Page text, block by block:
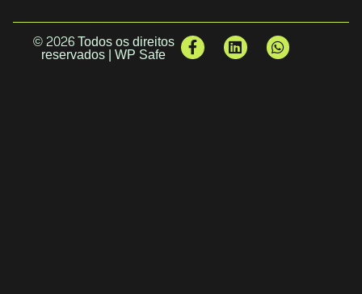
© 2026 Todos os direitos
reservados | WP Safe